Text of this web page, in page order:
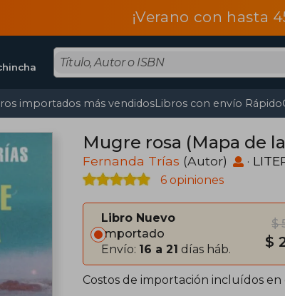
¡Verano con hasta
importados más vendidosLibros con envío Rápido
Mugre rosa (Mapa de
Fernanda Trías (Autor) ·
6 opiniones
Libro Nuevo
Importado
Envío: 16 a 21 días háb.
$
$
Costos de importación incluídos en